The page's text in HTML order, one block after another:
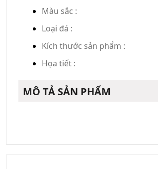
Màu sắc :
Loại đá :
Kích thước sản phẩm :
Họa tiết :
MÔ TẢ SẢN PHẨM